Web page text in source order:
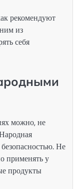
рекомендуют
из
себя
можно, не
Не
применять у
продукты